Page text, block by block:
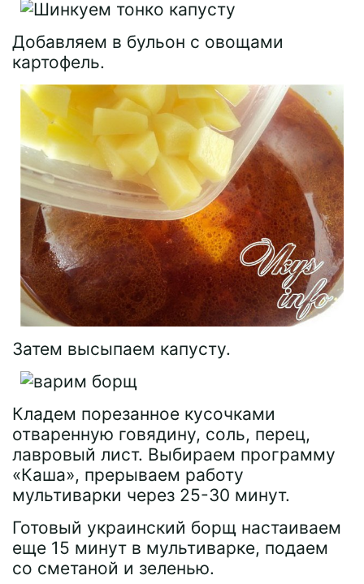
Добавляем в бульон с овощами
картофель.
Затем высыпаем капусту.
Кладем порезанное кусочками
отваренную говядину, соль, перец,
лавровый лист. Выбираем программу
«Каша», прерываем работу
мультиварки через 25-30 минут.
Готовый украинский борщ настаиваем
еще 15 минут в мультиварке, подаем
со сметаной и зеленью.